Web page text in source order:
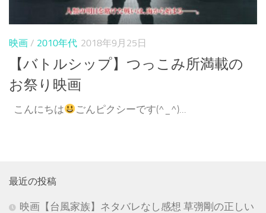
映画 / 2010年代 2018年9月25日
【バトルシップ】つっこみ所満載の
お祭り映画
こんにちは ごんピクシーです(^_^)...
最近の投稿
映画【台風家族】ネタバレなし感想 草彅剛の正しい